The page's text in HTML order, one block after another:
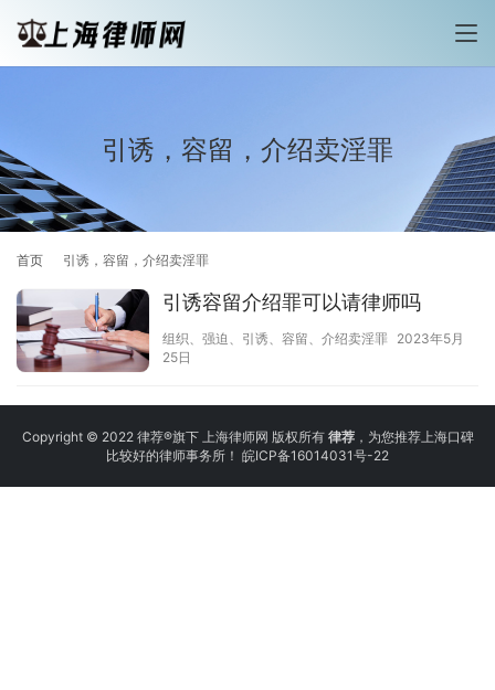
引诱，容留，介绍卖淫罪
首页 引诱，容留，介绍卖淫罪
引诱容留介绍罪可以请律师吗
组织、强迫、引诱、容留、介绍卖淫罪 2023年5月
25日
Copyright © 2022 律荐®旗下 上海律师网 版权所有 律荐，为您推荐上海口碑
比较好的律师事务所！ 皖ICP备16014031号-22